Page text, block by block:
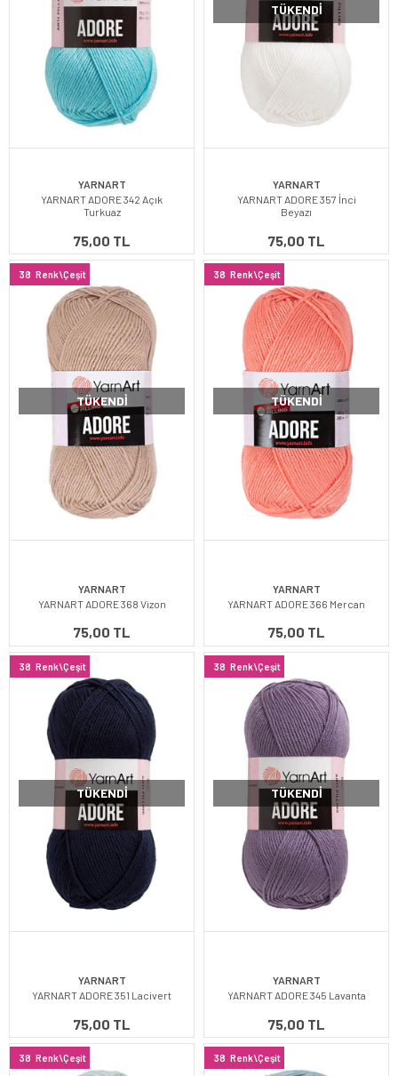
YARNART
YARNART ADORE 342 Açık
Turkuaz
75,00 TL
TÜKENDI
YARNART
YARNART ADORE 357 İnci
Beyazı
75,00 TL
38 Renk\Çeşit
TÜKENDI
YARNART
YARNART ADORE 368 Vizon
75,00 TL
38 Renk\Çeşit
TÜKENDI
YARNART
YARNART ADORE 366 Mercan
75,00 TL
38 Renk\Çeşit
TÜKENDI
YARNART
YARNART ADORE 351 Lacivert
75,00 TL
38 Renk\Çeşit
TÜKENDI
YARNART
YARNART ADORE 345 Lavanta
75,00 TL
38 Renk\Çeşit 38 Renk\Çeşit